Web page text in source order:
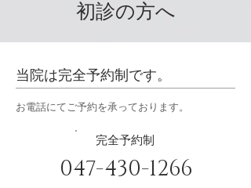
初診の方へ
当院は完全予約制です。
お電話にてご予約を承っております。
完全予約制
047-430-1266